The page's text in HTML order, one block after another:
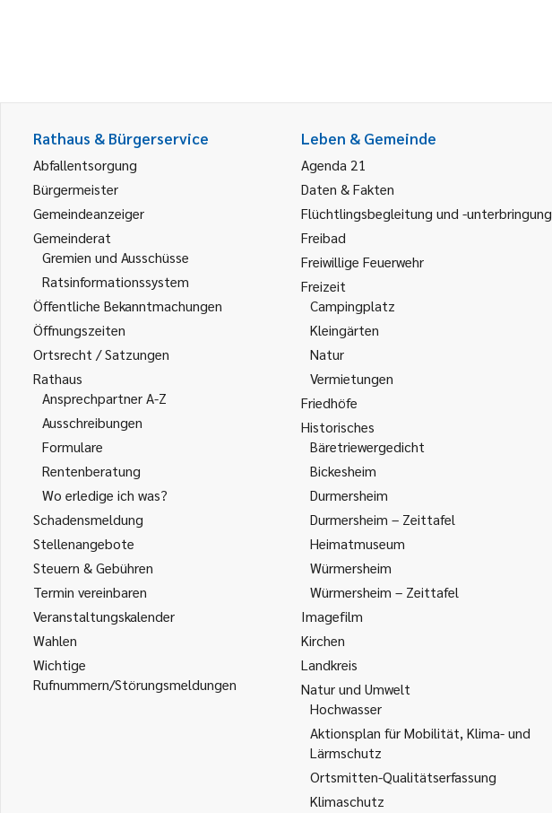
Rathaus & Bürgerservice
Abfallentsorgung
Bürgermeister
Gemeindeanzeiger
Gemeinderat
Gremien und Ausschüsse
Ratsinformationssystem
Öffentliche Bekanntmachungen
Öffnungszeiten
Ortsrecht / Satzungen
Rathaus
Ansprechpartner A-Z
Ausschreibungen
Formulare
Rentenberatung
Wo erledige ich was?
Schadensmeldung
Stellenangebote
Steuern & Gebühren
Termin vereinbaren
Veranstaltungskalender
Wahlen
Wichtige
Rufnummern/Störungsmeldungen
Leben & Gemeinde
Agenda 21
Daten & Fakten
Flüchtlingsbegleitung und -unterbringung
Freibad
Freiwillige Feuerwehr
Freizeit
Campingplatz
Kleingärten
Natur
Vermietungen
Friedhöfe
Historisches
Bäretriewergedicht
Bickesheim
Durmersheim
Durmersheim – Zeittafel
Heimatmuseum
Würmersheim
Würmersheim – Zeittafel
Imagefilm
Kirchen
Landkreis
Natur und Umwelt
Hochwasser
Aktionsplan für Mobilität, Klima- und
Lärmschutz
Ortsmitten-Qualitätserfassung
Klimaschutz